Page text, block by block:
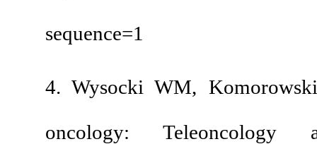
sequence=1
4. Wysocki WM,
oncology: